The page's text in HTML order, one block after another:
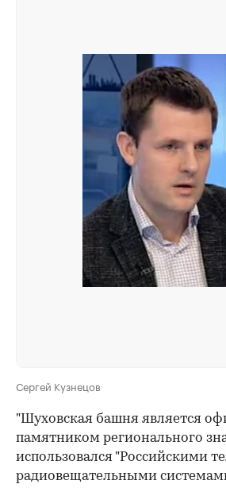
Сергей Кузнецов
"Шуховская башня является
памятником регионального
использовался "Российскими
радиовещательными